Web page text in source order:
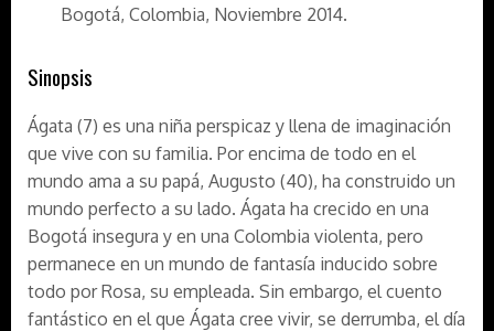
Bogotá, Colombia, Noviembre 2014.
Sinopsis
Ágata (7) es una niña perspicaz y llena de imaginación
que vive con su familia. Por encima de todo en el
mundo ama a su papá, Augusto (40), ha construido un
mundo perfecto a su lado. Ágata ha crecido en una
Bogotá insegura y en una Colombia violenta, pero
permanece en un mundo de fantasía inducido sobre
todo por Rosa, su empleada. Sin embargo, el cuento
fantástico en el que Ágata cree vivir, se derrumba, el día